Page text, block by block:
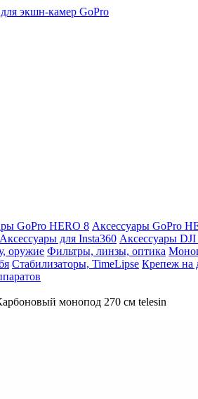
GoPro HERO 8 Аксессуары GoPro
Аксессуары для Insta360 Аксессуары DJI
оружие Фильтры, линзы, оптика
Cтабилизаторы, TimeLipse Крепеж на
монопод 270 см telesin